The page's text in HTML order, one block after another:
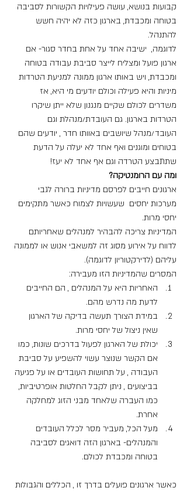
קבועות בנושא, עושה פעילויות הקשורות לסביבה
בטוחה ומכבדת, בארגון כזה לא יהיה חשש
להתנהל.
לדוגמה,  ישיבה אחד על אחת בחדר סגור- אם
ארגון פועל ומצליח לייצר סביבת עבודה בטוחה
ומכבדת, ויש באותו ארגון ממונה למניעת הטרדות
מיניות והיא פעילה וכולם יודעים מי היא, אז
משדרים לכולם שקיים מנגנון שלא ייתן שיקרו
הטרדות בארגון. גם העובדת/מנהלת וגם
העובד/מנהל שיושבים באוותו חדר , יודעים שהם
בטוחים ומוגנים ואף אחד לא יעלה על הדעת
שתתבצע הטרדה וגם אף אחד לא יעז!
ומה עם הרומנטיקה?
ארגונים חייבים לפרסם מדיניות ברורה לגבי
מערכות יחסים  שעשויות לצמוח כאשר מתקימים
יחסי מרות.
המדיניות צריכה להבהיר למנהלים שאחריותם
לדווח על אירוע מסוג זה למשאבי אנוש או לממונה
עליהם (לדירקטוריון לדוגמה).
המסרים שהמדיניות הזו מעבירה:
האחריות היא על המנהלים , הם החייבים
לדעת מה נדרש מהם.
במידת הצורך תעשה בדיקה של הארגון
שאין ניצול של יחסי מרות.
יכולת של הארגון לפעול בדרכים שונות, כמו
אם הקשר שנוצר עשוי להשפיע על סביבת
העבודה , על תחושות העובדים או על פגיעה
בביצועים , ניתן לקבל החלטות אופרטיביות,
כמו העברה שלאחד מבני הזוג למחלקה
אחרת.
מעל הכל, מעביר מסר לכלל העובדים
והמנהלים- בארגון הזה דואגים לסביבה
בטוחה ומכבדת לכולם.
כאשר ארגונים פועלים בדרך זו , הכללים והגבולות